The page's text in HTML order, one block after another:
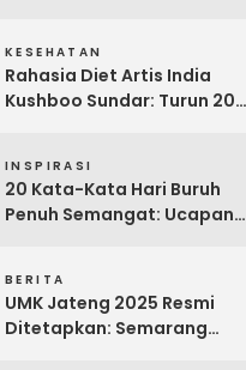
KESEHATAN
Rahasia Diet Artis India
Kushboo Sundar: Turun 20
INSPIRASI
20 Kata-Kata Hari Buruh
Penuh Semangat: Ucapan
BERITA
UMK Jateng 2025 Resmi
Ditetapkan: Semarang